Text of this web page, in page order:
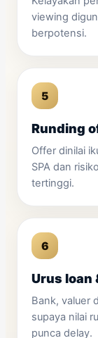
viewing
berpotensi.
Runding
Offer dinilai
SPA dan
tertinggi.
Urus loan
Bank, valuer
supaya nilai
punca delay.